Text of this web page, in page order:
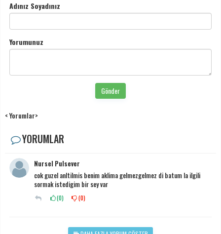
Adınız Soyadınız
Yorumunuz
Gönder
< Yorumlar>
YORUMLAR
Nursel Pulsever
cok guzel anltilmis benim aklima gelmezgelmez di batum la ilgili
sormak istedigim bir sey var
(0) (0)